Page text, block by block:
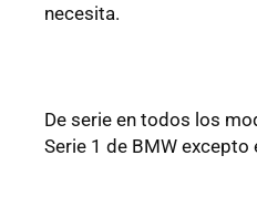
necesita.
De serie en todos los
Serie 1 de BMW excepto